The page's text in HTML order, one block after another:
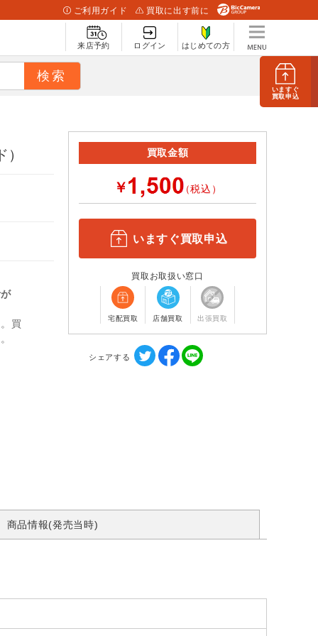
いますぐ
買取申込
ご利用ガイド 買取に出す前に
来店予約 ログイン はじめての方
買
買取金額
￥ （税込）
いますぐ買取申込
買取お取扱い窓口
宅配買取 店舗買取 出張買取
シェアする
商品情報(発売当時)